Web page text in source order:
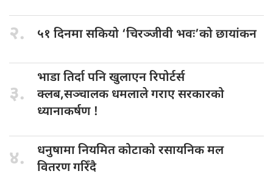
२. ५१ दिनमा सकियो ‘चिरञ्जीवी भवः’को छायांकन
३.
भाडा तिर्दापनि खुलाएन रिपोर्टर्स
क्लब,सञ्चालक धमलाले गराए सरकारको
ध्यानाकर्षण !
४. धनुषामा नियमितकोटाको रसायनिक मल
वितरण गरिँदै